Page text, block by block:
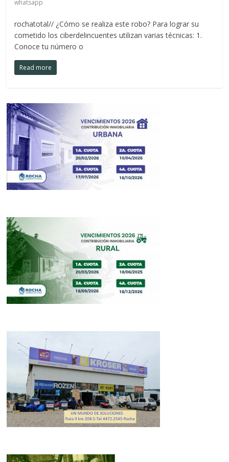
whatsapp
rochatotal// ¿Cómo se realiza este robo? Para lograr su
cometido los ciberdelincuentes utilizan varias técnicas: 1.
Conoce tu número o
Read more